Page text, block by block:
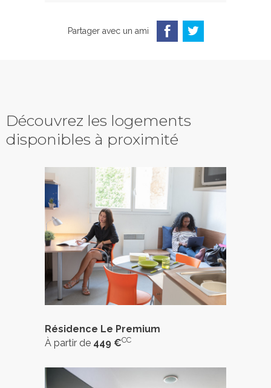
Partager avec un ami
Découvrez les logements
disponibles à proximité
Résidence Le Premium
À partir de 449 €CC